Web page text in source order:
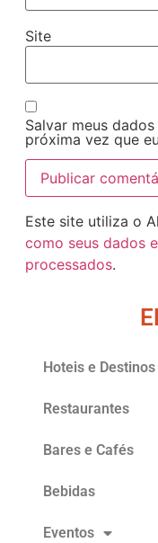
Site
Salvar meus
próxima vez que
Este site utiliza o
como seus dados
processados.
Hoteis e Destinos
Restaurantes
Bares e Cafés
Bebidas
Eventos